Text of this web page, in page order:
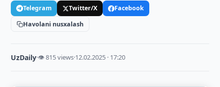
Telegram Twitter/X
Facebook
Havolani nusxalash
UzDaily·👁 815 views·12.02.2025 · 17:20